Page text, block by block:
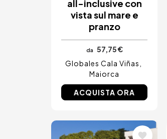
all-inclusive con
vista sul mare e
pranzo
da 57,75 €
Globales Cala Viñas
Maiorca
ACQUISTA ORA
Immagine